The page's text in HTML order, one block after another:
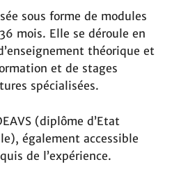
sous forme de modules
mois. Elle se déroule en
théorique et
et de stages
spécialisées.
(diplôme d’Etat
également accessible
de l’expérience.